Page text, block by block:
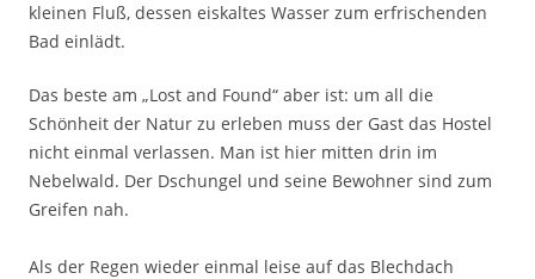
kleinen Fluß, dessen eiskaltes Wasser zum erfrischenden
Bad einlädt.
Das beste am „Lost and Found“ aber ist: um all die
Schönheit der Natur zu erleben muss der Gast das Hostel
nicht einmal verlassen. Man ist hier mitten drin im
Nebelwald. Der Dschungel und seine Bewohner sind zum
Greifen nah.
Als der Regen wieder einmal leise auf das Blechdach